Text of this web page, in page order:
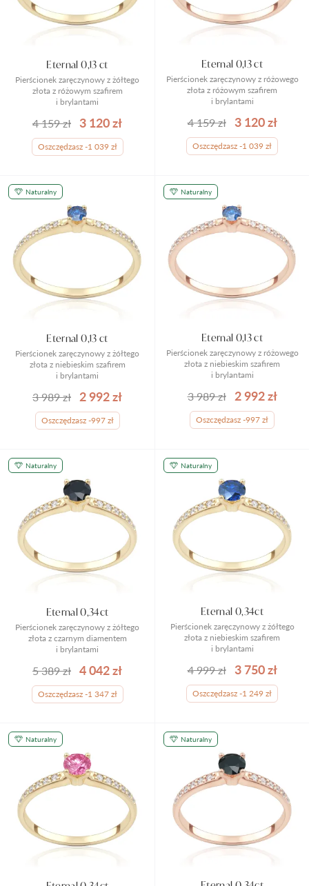
Pierścionek zaręczynowy z żółtego
złota z różowym szafirem
i brylantami
Eternal 0,13 ct
4 159 zł 3 120 zł
Oszczędzasz -1 039 zł
Pierścionek zaręczynowy z różowego
złota z różowym szafirem
i brylantami
Eternal 0,13 ct
4 159 zł 3 120 zł
Oszczędzasz -1 039 zł
Naturalny
Pierścionek zaręczynowy z żółtego
złota z niebieskim szafirem
i brylantami
Eternal 0,13 ct
3 989 zł 2 992 zł
Oszczędzasz -997 zł
Naturalny
Pierścionek zaręczynowy z różowego
złota z niebieskim szafirem
i brylantami
Eternal 0,13 ct
3 989 zł 2 992 zł
Oszczędzasz -997 zł
Naturalny
Pierścionek zaręczynowy z żółtego
złota z czarnym diamentem
i brylantami
Eternal 0,34ct
5 389 zł 4 042 zł
Oszczędzasz -1 347 zł
Naturalny
Pierścionek zaręczynowy z żółtego
złota z niebieskim szafirem
i brylantami
Eternal 0,34ct
4 999 zł 3 750 zł
Oszczędzasz -1 249 zł
Naturalny Naturalny